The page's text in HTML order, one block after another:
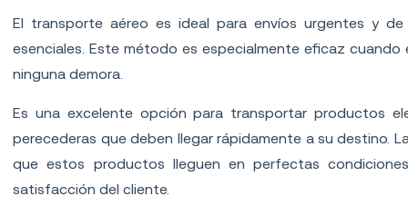
El transporte aéreo es ideal para envíos urgentes y
esenciales. Este método es especialmente eficaz
ninguna demora.
Es una excelente opción para transportar productos
perecederas que deben llegar rápidamente a su destino.
que estos productos lleguen en perfectas
satisfacción del cliente.